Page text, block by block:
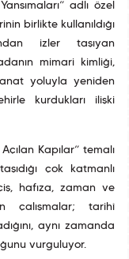
adlı özel
birlikte kullanıldığı
izler taşıyan
mimari kimliği,
yoluyla yeniden
kurdukları ilişki
Kapılar” temalı
çok katmanlı
hafıza, zaman ve
çalışmalar; tarihî
aynı zamanda
vurguluyor.